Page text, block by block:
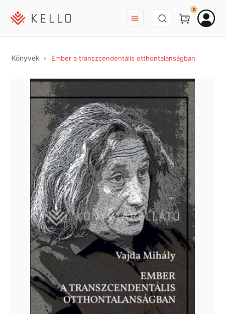
BEJELENTKEZÉS
0
Könyvek Ember a transzcendentális otthontalanságban